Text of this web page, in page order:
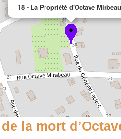
18 - La Propriété d'Octave Mirbeau
la mort